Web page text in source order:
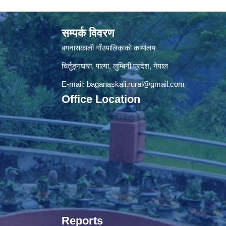
सम्पर्क विवरण
बगनासकाली गाँउपालिकाकाे कार्यालय
चिर्तुङ्गधारा, पाल्पा, लुम्बिनी प्रदेश, नेपाल
E-mail:baganaskali.rural@gmail.com
Office Location
Reports